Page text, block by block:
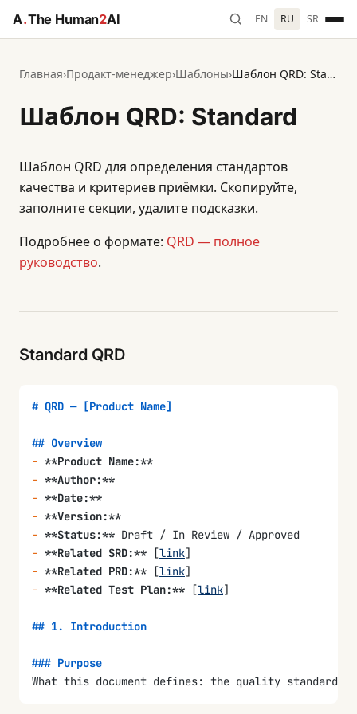
A.The Human2AI EN RU SR
Главная›Продакт-менеджер›Шаблоны› Шаблон QRD: Standard
Шаблон QRD: Standard
Шаблон QRD для определения стандартов
качества и критериев приёмки. Скопируйте,
заполните секции, удалите подсказки.
Подробнее о формате: QRD — полное
руководство.
Standard QRD
# QRD — [Product Name]
## Overview
- **Product Name:**
- **Author:**
- **Date:**
- **Version:**
- **Status:** Draft / In Review / Approved
- **Related SRD:** [link]
- **Related PRD:** [link]
- **Related Test Plan:** [link]
## 1. Introduction
### Purpose
What this document defines: the quality